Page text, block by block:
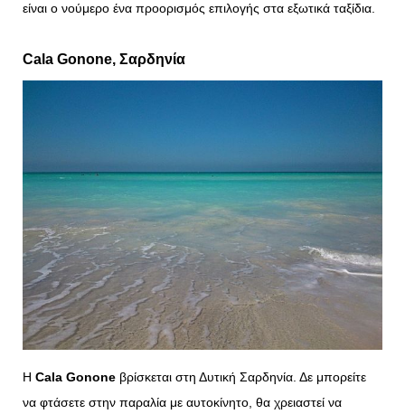
είναι ο νούμερο ένα προορισμός επιλογής στα εξωτικά ταξίδια.
Cala Gonone, Σαρδηνία
Η Cala Gonone βρίσκεται στη Δυτική Σαρδηνία. Δε μπορείτε
να φτάσετε στην παραλία με αυτοκίνητο, θα χρειαστεί να